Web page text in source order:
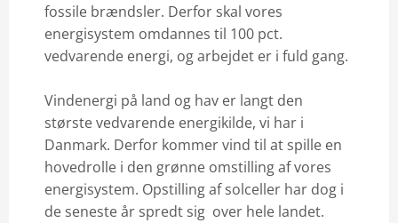
fossile brændsler. Derfor skal vores
energisystem omdannes til 100 pct.
vedvarende energi, og arbejdet er i fuld gang.
Vindenergi på land og hav er langt den
største vedvarende energikilde, vi har i
Danmark. Derfor kommer vind til at spille en
hovedrolle i den grønne omstilling af vores
energisystem. Opstilling af solceller har dog i
de seneste år spredt sig over hele landet.